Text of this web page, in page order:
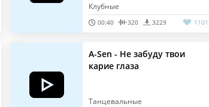
Клубные
00:40 320 3229 1101
A-Sen - Не забуду твои
карие глаза
Танцевальные